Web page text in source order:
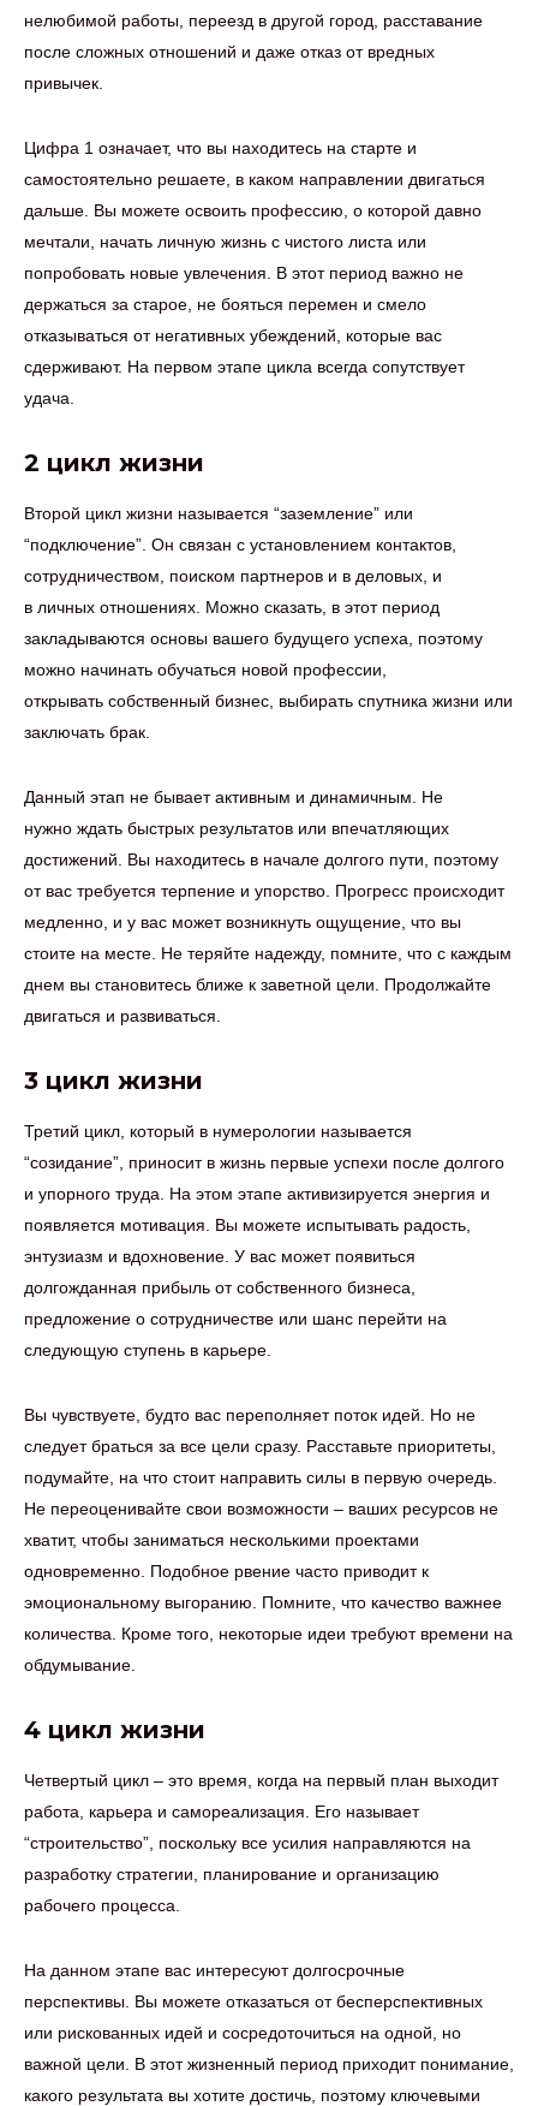
нелюбимой работы, переезд в другой город, расставание
после сложных отношений и даже отказ от вредных
привычек.
Цифра 1 означает, что вы находитесь на старте и
самостоятельно решаете, в каком направлении двигаться
дальше. Вы можете освоить профессию, о которой давно
мечтали, начать личную жизнь с чистого листа или
попробовать новые увлечения. В этот период важно не
держаться за старое, не бояться перемен и смело
отказываться от негативных убеждений, которые вас
сдерживают. На первом этапе цикла всегда сопутствует
удача.
2 цикл жизни
Второй цикл жизни называется “заземление” или
“подключение”. Он связан с установлением контактов,
сотрудничеством, поиском партнеров и в деловых, и
в личных отношениях. Можно сказать, в этот период
закладываются основы вашего будущего успеха, поэтому
можно начинать обучаться новой профессии,
открывать собственный бизнес, выбирать спутника жизни или
заключать брак.
Данный этап не бывает активным и динамичным. Не
нужно ждать быстрых результатов или впечатляющих
достижений. Вы находитесь в начале долгого пути, поэтому
от вас требуется терпение и упорство. Прогресс происходит
медленно, и у вас может возникнуть ощущение, что вы
стоите на месте. Не теряйте надежду, помните, что с каждым
днем вы становитесь ближе к заветной цели. Продолжайте
двигаться и развиваться.
3 цикл жизни
Третий цикл, который в нумерологии называется
“созидание”, приносит в жизнь первые успехи после долгого
и упорного труда. На этом этапе активизируется энергия и
появляется мотивация. Вы можете испытывать радость,
энтузиазм и вдохновение. У вас может появиться
долгожданная прибыль от собственного бизнеса,
предложение о сотрудничестве или шанс перейти на
следующую ступень в карьере.
Вы чувствуете, будто вас переполняет поток идей. Но не
следует браться за все цели сразу. Расставьте приоритеты,
подумайте, на что стоит направить силы в первую очередь.
Не переоценивайте свои возможности – ваших ресурсов не
хватит, чтобы заниматься несколькими проектами
одновременно. Подобное рвение часто приводит к
эмоциональному выгоранию. Помните, что качество важнее
количества. Кроме того, некоторые идеи требуют времени на
обдумывание.
4 цикл жизни
Четвертый цикл – это время, когда на первый план выходит
работа, карьера и самореализация. Его называет
“строительство”, поскольку все усилия направляются на
разработку стратегии, планирование и организацию
рабочего процесса.
На данном этапе вас интересуют долгосрочные
перспективы. Вы можете отказаться от бесперспективных
или рискованных идей и сосредоточиться на одной, но
важной цели. В этот жизненный период приходит понимание,
какого результата вы хотите достичь, поэтому ключевыми